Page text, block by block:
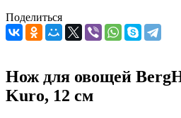
Поделиться
Нож для овощей
Kuro, 12 см